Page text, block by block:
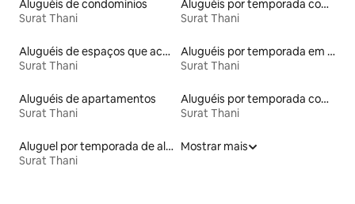
Aluguéis de condomínios
Surat Thani
Aluguéis por temporada com suítes privativas
Surat Thani
Aluguéis de espaços que aceitam animais de estimação
Surat Thani
Aluguéis por temporada em albergue
Surat Thani
Aluguéis de apartamentos
Surat Thani
Aluguéis por temporada com sauna
Surat Thani
Aluguel por temporada de alojamentos ecológicos
Surat Thani
Mostrar mais